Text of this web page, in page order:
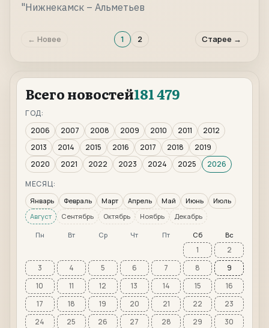
"Нижнекамск – Альметьев
← Новее 1 2 Старее →
Всего новостей181 479
ГОД:
2006
2007 2008 2009 2010 2011
2012
2013
2014 2015 2016 2017 2018
2019
2020
2021 2022 2023 2024 2025
2026
МЕСЯЦ:
Январь Февраль Март Апрель Май Июнь
Июль
Август
Сентябрь Октябрь Ноябрь Декабрь
Пн Вт Ср Чт Пт Сб Вс
1
2
3
4 5 6 7 8
9
10
11 12 13 14 15
16
17
18 19 20 21 22
23
24
25 26 27 28 29
30